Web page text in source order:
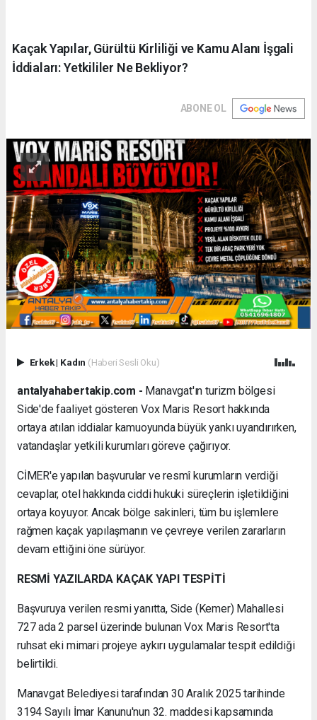
Kaçak Yapılar, Gürültü Kirliliği ve Kamu Alanı İşgali
İddiaları: Yetkililer Ne Bekliyor?
ABONE OL
Erkek| Kadın (Haberi Sesli Oku)
antalyahabertakip.com - Manavgat'ın turizm bölgesi
Side'de faaliyet gösteren Vox Maris Resort hakkında
ortaya atılan iddialar kamuoyunda büyük yankı uyandırırken,
vatandaşlar yetkili kurumları göreve çağırıyor.
CİMER'e yapılan başvurular ve resmî kurumların verdiği
cevaplar, otel hakkında ciddi hukuki süreçlerin işletildiğini
ortaya koyuyor. Ancak bölge sakinleri, tüm bu işlemlere
rağmen kaçak yapılaşmanın ve çevreye verilen zararların
devam ettiğini öne sürüyor.
RESMİ YAZILARDA KAÇAK YAPI TESPİTİ
Başvuruya verilen resmi yanıtta, Side (Kemer) Mahallesi
727 ada 2 parsel üzerinde bulunan Vox Maris Resort'ta
ruhsat eki mimari projeye aykırı uygulamalar tespit edildiği
belirtildi.
Manavgat Belediyesi tarafından 30 Aralık 2025 tarihinde
3194 Sayılı İmar Kanunu'nun 32. maddesi kapsamında